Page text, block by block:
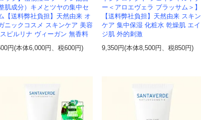
整肌成分）キメとツヤの集中セ
【送料弊社負担】天然由来 オ
ニックコスメ スキンケア 美容
ピルリナ ヴィーガン 無香料
円(本体6,000円、税600円)
ー＜アロエヴェラ ブラッサム＞】
【送料弊社負担】天然由来 スキン
ケア 集中保湿 化粧水 乾燥肌 エイ
ジ肌 外的刺激
9,350円(本体8,500円、税850円)